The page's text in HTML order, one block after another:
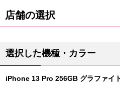
店舗の選択
選択した機種・カラー
iPhone 13 Pro 256GB グラファイ